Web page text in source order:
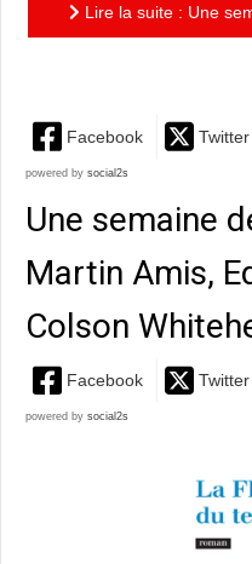
Lire la suite : Une
Facebook Twitter
powered by social2s
Une semaine
Martin Amis,
Colson
Facebook Twitter
powered by social2s